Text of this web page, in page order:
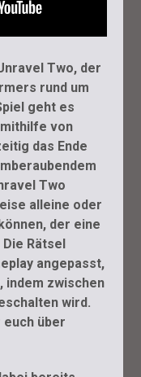
Two, der
rund um
geht es
von
das Ende
Two
alleine oder
der eine
Rätsel
angepasst,
indem zwischen
wird.
euch über